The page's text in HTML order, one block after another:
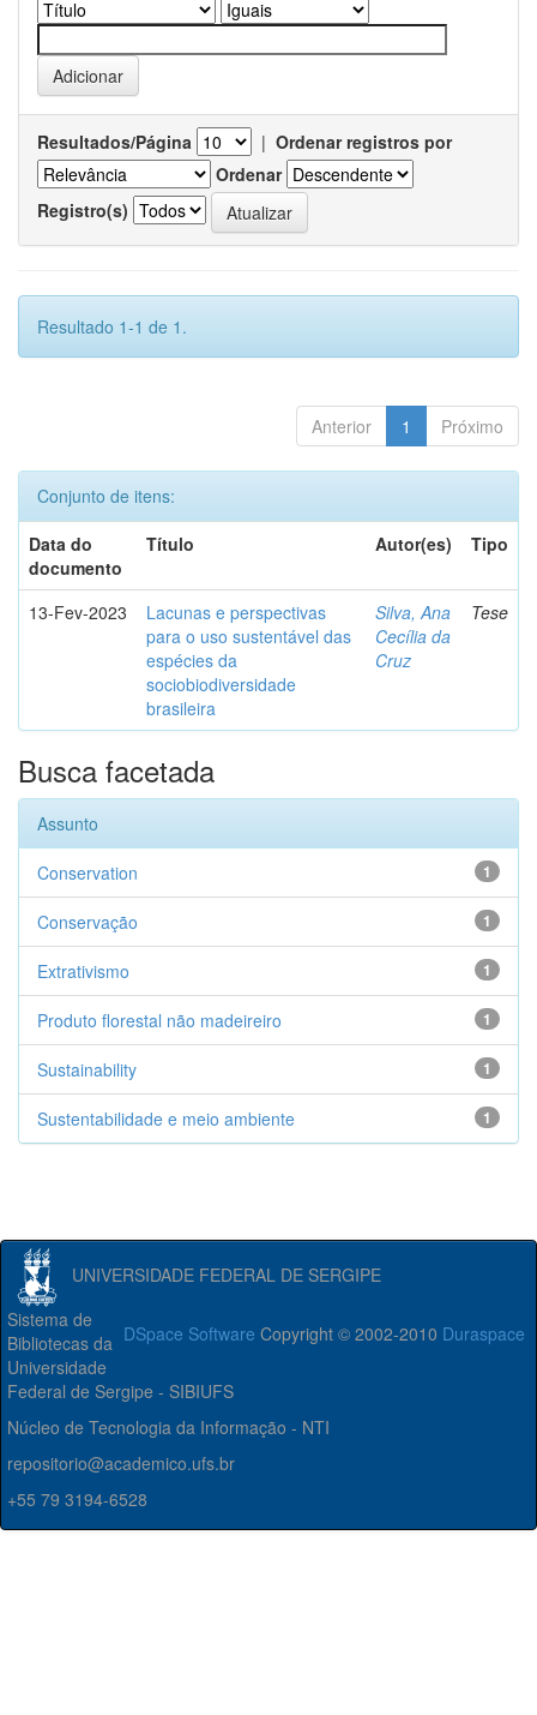
Resultados/Página | Ordenar registros por
Ordenar
Registro(s)
Resultado 1-1 de 1.
Anterior 1 Próximo
Conjunto de itens:
Data do
documento
Título Autor(es) Tipo
13-Fev-2023
Lacunas e perspectivas
para o uso sustentável das
espécies da
sociobiodiversidade
brasileira
Silva, Ana
Cecília da
Cruz
Tese
Busca facetada
Assunto
1
Conservation
1
Conservação
1
Extrativismo
1
Produto florestal não madeireiro
1
Sustainability
1
Sustentabilidade e meio ambiente
UNIVERSIDADE FEDERAL DE SERGIPE
DSpace Software Copyright © 2002-2010 Duraspace
Sistema de
Bibliotecas da
Universidade
Federal de Sergipe - SIBIUFS
Núcleo de Tecnologia da Informação - NTI
repositorio@academico.ufs.br
+55 79 3194-6528